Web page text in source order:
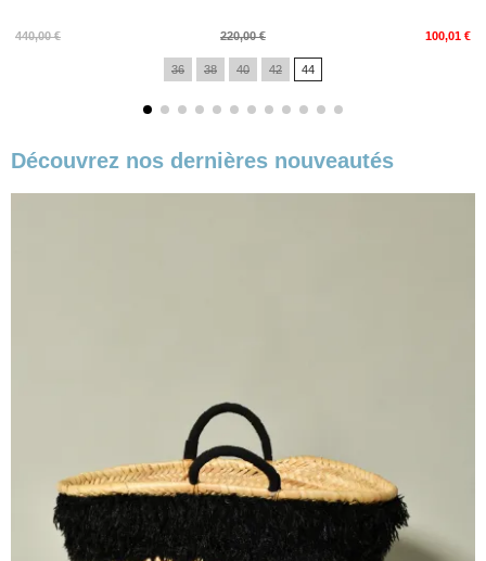
440,00 €
Prix
220,00 € 100,01 €
Prix
36 38 40 42 44
Découvrez nos dernières nouveautés